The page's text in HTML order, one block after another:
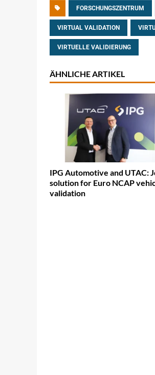
FORSCHUNGSZENTRUM
VIRTUAL VALIDATION
VIRTUELLE VALIDIERUNG
ÄHNLICHE ARTIKEL
IPG Automotive and UTAC:
solution for Euro NCAP
validation